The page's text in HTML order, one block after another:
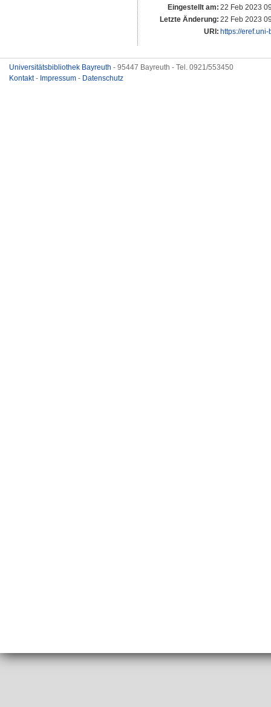
Eingestellt am: 22 Feb 2023
Letzte Änderung: 22 Feb 2023
URI: https://
Universitätsbibliothek Bayreuth - 95447 Bayreuth - Tel. 0921/553450
Kontakt- Impressum - Datenschutz